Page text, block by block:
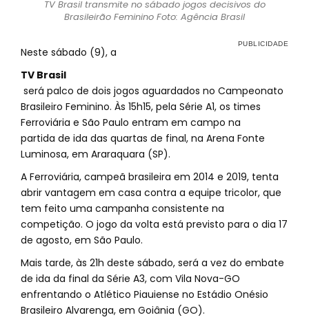
TV Brasil transmite no sábado jogos decisivos do
Brasileirão Feminino Foto: Agência Brasil
Neste sábado (9), a
TV Brasil
será palco de dois jogos aguardados no Campeonato
Brasileiro Feminino. Às 15h15, pela Série A1, os times
Ferroviária e São Paulo entram em campo na
partida de ida das quartas de final, na Arena Fonte
Luminosa, em Araraquara (SP).
A Ferroviária, campeã brasileira em 2014 e 2019, tenta
abrir vantagem em casa contra a equipe tricolor, que
tem feito uma campanha consistente na
competição. O jogo da volta está previsto para o dia 17
de agosto, em São Paulo.
Mais tarde, às 21h deste sábado, será a vez do embate
de ida da final da Série A3, com Vila Nova-GO
enfrentando o Atlético Piauiense no Estádio Onésio
Brasileiro Alvarenga, em Goiânia (GO).